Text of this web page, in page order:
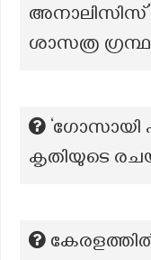
ശാസത്ര
കൃതിയുടെ